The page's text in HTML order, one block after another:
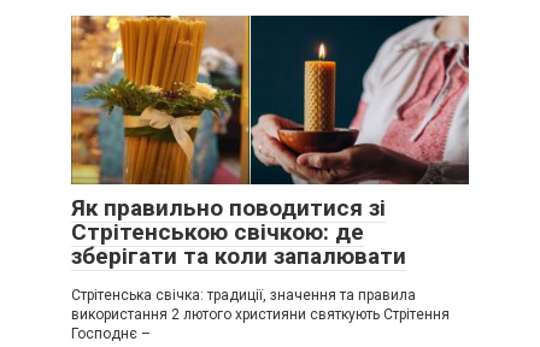
Як правильно поводитися зі
Стрітенською свічкою: де
зберігати та коли запалювати
Стрітенська свічка: традиції, значення та правила
використання 2 лютого християни святкують Стрітення
Господнє –